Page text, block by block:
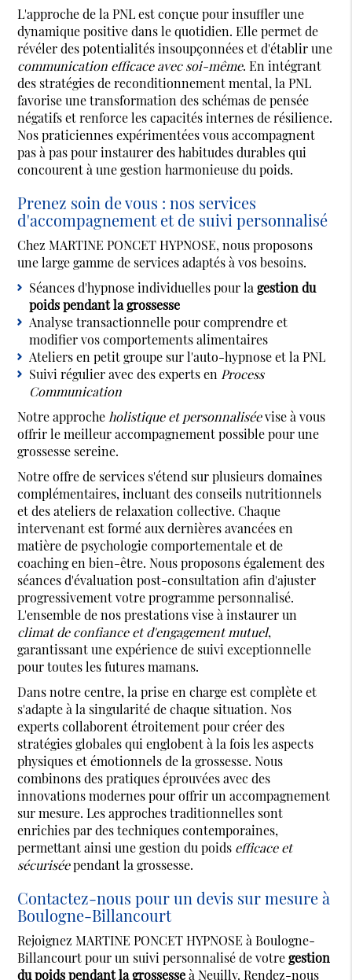
L'approche de la PNL est conçue pour insuffler une
dynamique positive dans le quotidien. Elle permet de
révéler des potentialités insoupçonnées et d'établir une
communication efficace avec soi-même. En intégrant
des stratégies de reconditionnement mental, la PNL
favorise une transformation des schémas de pensée
négatifs et renforce les capacités internes de résilience.
Nos praticiennes expérimentées vous accompagnent
pas à pas pour instaurer des habitudes durables qui
concourent à une gestion harmonieuse du poids.
Prenez soin de vous : nos services
d'accompagnement et de suivi personnalisé
Chez MARTINE PONCET HYPNOSE, nous proposons
une large gamme de services adaptés à vos besoins.
Séances d'hypnose individuelles pour lagestion du
poids pendant la grossesse
Analyse transactionnelle pour comprendre et
modifier vos comportements alimentaires
Ateliers en petit groupe sur l'auto-hypnose et la PNL
Suivi régulier avec des experts en Process
Communication
Notre approche holistique et personnaliséevise à vous
offrir le meilleur accompagnement possible pour une
grossesse sereine.
Notre offre de services s'étend sur plusieurs domaines
complémentaires, incluant des conseils nutritionnels
et des ateliers de relaxation collective. Chaque
intervenant est formé aux dernières avancées en
matière de psychologie comportementale et de
coaching en bien-être. Nous proposons également des
séances d'évaluation post-consultation afin d'ajuster
progressivement votre programme personnalisé.
L'ensemble de nos prestations vise à instaurer un
climat de confiance et d'engagement mutuel,
garantissant une expérience de suivi exceptionnelle
pour toutes les futures mamans.
Dans notre centre, la prise en charge est complète et
s'adapte à la singularité de chaque situation. Nos
experts collaborent étroitement pour créer des
stratégies globales qui englobent à la fois les aspects
physiques et émotionnels de la grossesse. Nous
combinons des pratiques éprouvées avec des
innovations modernes pour offrir un accompagnement
sur mesure. Les approches traditionnelles sont
enrichies par des techniques contemporaines,
permettant ainsi une gestion du poids efficace et
sécuriséependant la grossesse.
Contactez-nous pour un devis sur mesure à
Boulogne-Billancourt
Rejoignez MARTINE PONCET HYPNOSE à Boulogne-
Billancourt pour un suivi personnalisé de votregestion
du poids pendant la grossesseà Neuilly. Rendez-nous